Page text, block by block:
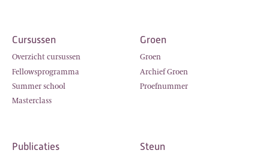
Cursussen
Overzicht cursussen
Fellowsprogramma
Summer school
Masterclass
Groen
Groen
Archief Groen
Proefnummer
Publicaties Steun